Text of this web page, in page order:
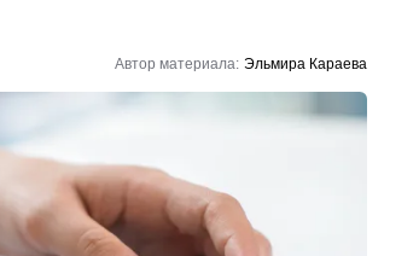
Автор материала: Эльмира Караева